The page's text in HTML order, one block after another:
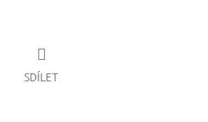
SDÍLET